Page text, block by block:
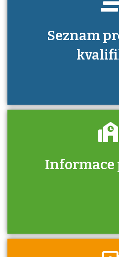
Seznam
Informace
Zjistěte, jak se